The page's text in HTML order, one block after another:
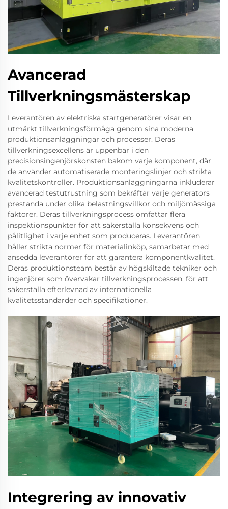
Avancerad
Tillverkningsmästerskap
Leverantören av elektriska startgeneratörer visar en
utmärkt tillverkningsförmåga genom sina moderna
produktionsanläggningar och processer. Deras
tillverkningsexcellens är uppenbar i den
precisionsingenjörskonsten bakom varje komponent, där
de använder automatiserade monteringslinjer och strikta
kvalitetskontroller. Produktionsanläggningarna inkluderar
avancerad testutrustning som bekräftar varje generators
prestanda under olika belastningsvillkor och miljömässiga
faktorer. Deras tillverkningsprocess omfattar flera
inspektionspunkter för att säkerställa konsekvens och
pålitlighet i varje enhet som produceras. Leverantören
håller strikta normer för materialinköp, samarbetar med
ansedda leverantörer för att garantera komponentkvalitet.
Deras produktionsteam består av högskiltade tekniker och
ingenjörer som övervakar tillverkningsprocessen, för att
säkerställa efterlevnad av internationella
kvalitetsstandarder och specifikationer.
Integrering av innovativ